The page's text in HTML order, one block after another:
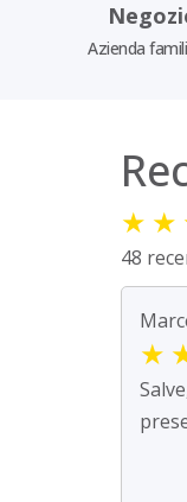
Azienda
★ ★
48
★